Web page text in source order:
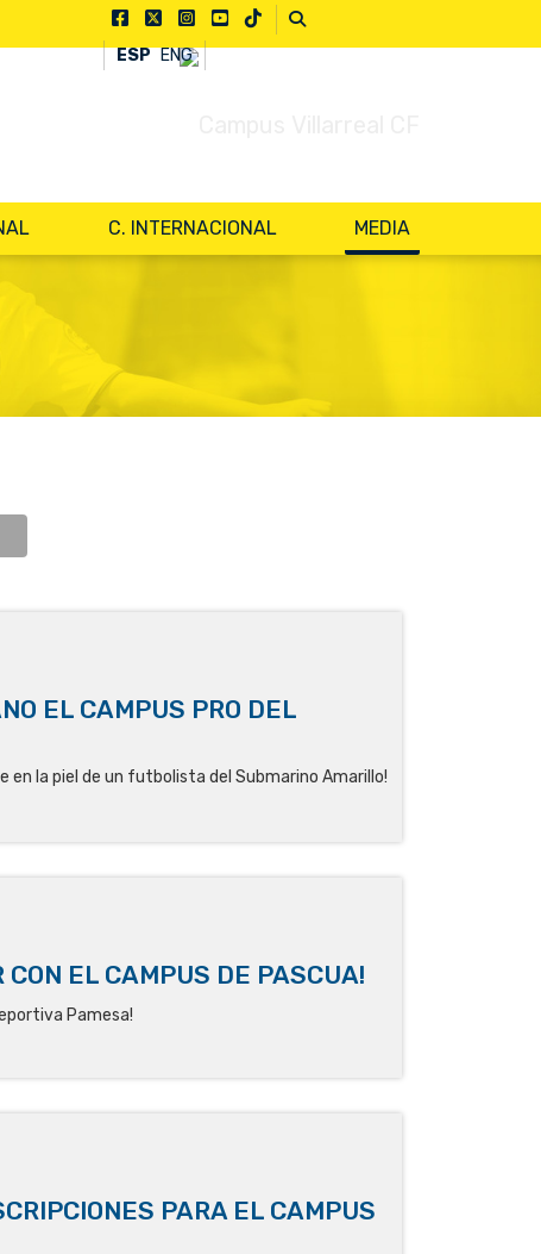
ESP ENG
C. INTERNACIONAL MEDIA
EL CAMPUS PRO DEL
en la piel de un futbolista del Submarino Amarillo!
CON EL CAMPUS DE PASCUA!
Pamesa!
PARA EL CAMPUS